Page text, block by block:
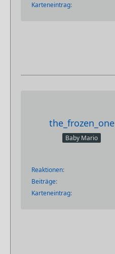
Karteneintrag
the_frozen_one
Baby Mario
Reaktionen
Beiträge
Karteneintrag